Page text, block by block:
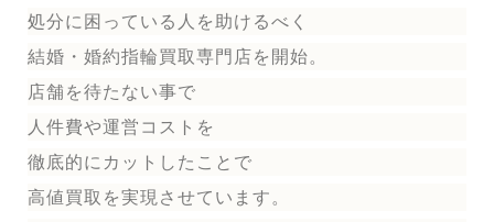
処分に困っている人を助けるべく
結婚・婚約指輪買取専門店を開始。
店舗を待たない事で
人件費や運営コストを
徹底的にカットしたことで
高値買取を実現させています。